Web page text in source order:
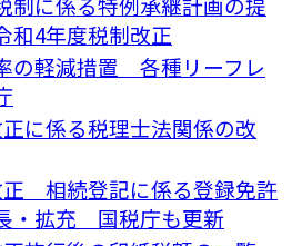
4年度税制改正
の軽減措置 各種リーフレ
に係る税理士法関係の改
正 相続登記に係る登録免許
・拡充 国税庁も更新